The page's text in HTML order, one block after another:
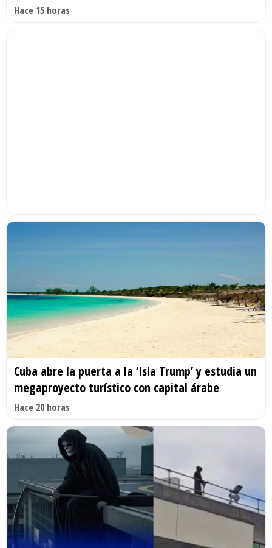
Hace 15 horas
Cuba abre la puerta a la ‘Isla Trump’ y estudia un
megaproyecto turístico con capital árabe
Hace 20 horas